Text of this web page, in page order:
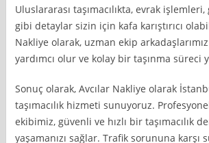
Uluslararası taşımacılıkta, evrak
gibi detaylar sizin için kafa karıştırıcı
Nakliye olarak, uzman ekip
yardımcı olur ve kolay bir taşınma süreci
Sonuç olarak, Avcılar Nakliye olarak
taşımacılık hizmeti sunuyoruz.
ekibimiz, güvenli ve hızlı bir taşımacılık
yaşamanızı sağlar. Trafik sorununa karşı